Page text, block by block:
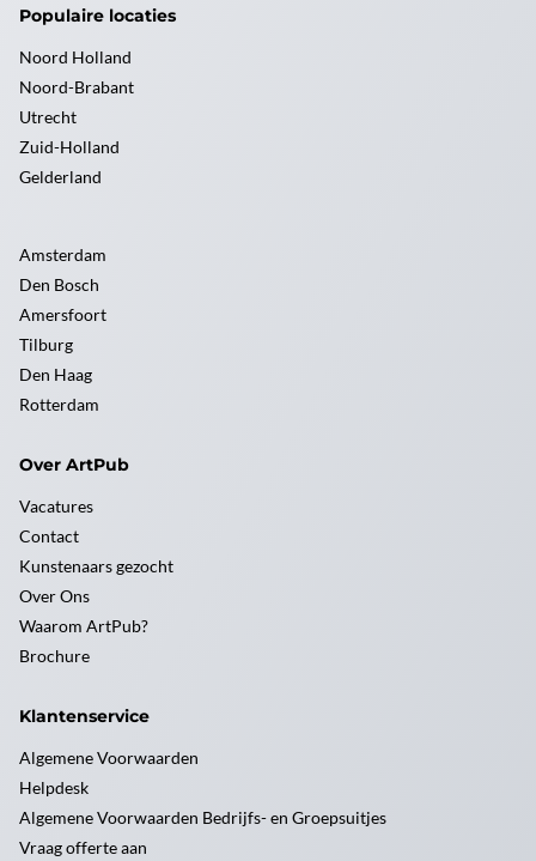
Populaire locaties
Noord Holland
Noord-Brabant
Utrecht
Zuid-Holland
Gelderland
Amsterdam
Den Bosch
Amersfoort
Tilburg
Den Haag
Rotterdam
Over ArtPub
Vacatures
Contact
Kunstenaars gezocht
Over Ons
Waarom ArtPub?
Brochure
Klantenservice
Algemene Voorwaarden
Helpdesk
Algemene Voorwaarden Bedrijfs- en Groepsuitjes
Vraag offerte aan